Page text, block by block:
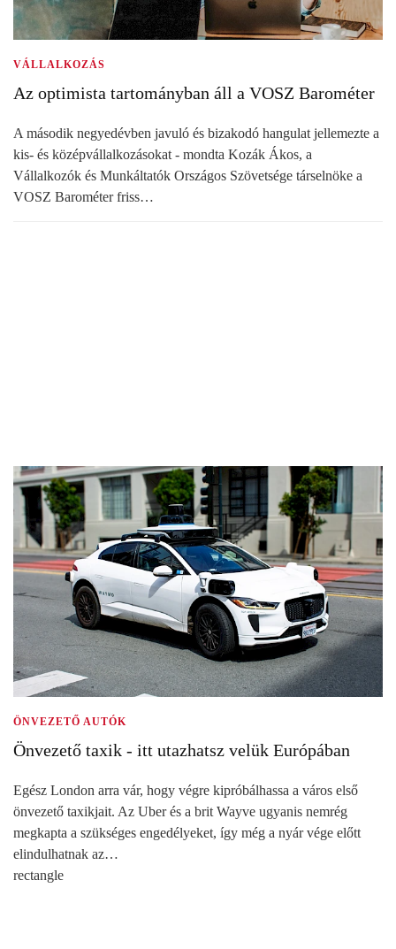
VÁLLALKOZÁS
Az optimista tartományban áll a VOSZ Barométer
A második negyedévben javuló és bizakodó hangulat jellemezte a
kis- és középvállalkozásokat - mondta Kozák Ákos, a
Vállalkozók és Munkáltatók Országos Szövetsége társelnöke a
VOSZ Barométer friss…
ÖNVEZETŐ AUTÓK
Önvezető taxik - itt utazhatsz velük Európában
Egész London arra vár, hogy végre kipróbálhassa a város első
önvezető taxikjait. Az Uber és a brit Wayve ugyanis nemrég
megkapta a szükséges engedélyeket, így még a nyár vége előtt
elindulhatnak az…
rectangle